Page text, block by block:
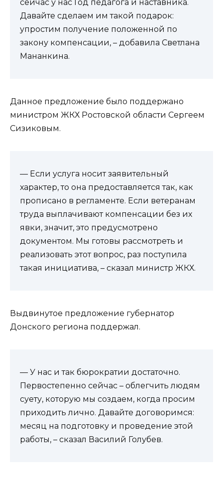
сейчас у нас Год педагога и наставника.
Давайте сделаем им такой подарок:
упростим получение положенной по
закону компенсации, – добавила Светлана
Мананкина.
Данное предложение было поддержано
министром ЖКХ Ростовской области Сергеем
Сизиковым.
— Если услуга носит заявительный
характер, то она предоставляется так, как
прописано в регламенте. Если ветеранам
труда выплачивают компенсации без их
явки, значит, это предусмотрено
документом. Мы готовы рассмотреть и
реализовать этот вопрос, раз поступила
такая инициатива, – сказал министр ЖКХ.
Выдвинутое предложение губернатор
Донского региона поддержал.
— У нас и так бюрократии достаточно.
Первостепенно сейчас – облегчить людям
суету, которую мы создаем, когда просим
приходить лично. Давайте договоримся:
месяц на подготовку и проведение этой
работы, – сказал Василий Голубев.